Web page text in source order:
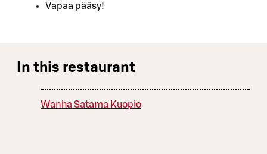
Vapaa pääsy!
In this restaurant
Wanha Satama Kuopio